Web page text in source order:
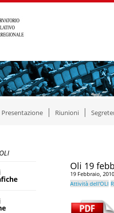
Presentazione Riunioni
Oli 19
19 Febbraio, 2010
Attività dell'OLI